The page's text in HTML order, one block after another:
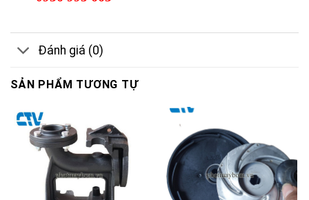
Đánh giá (0)
SẢN PHẨM TƯƠNG TỰ